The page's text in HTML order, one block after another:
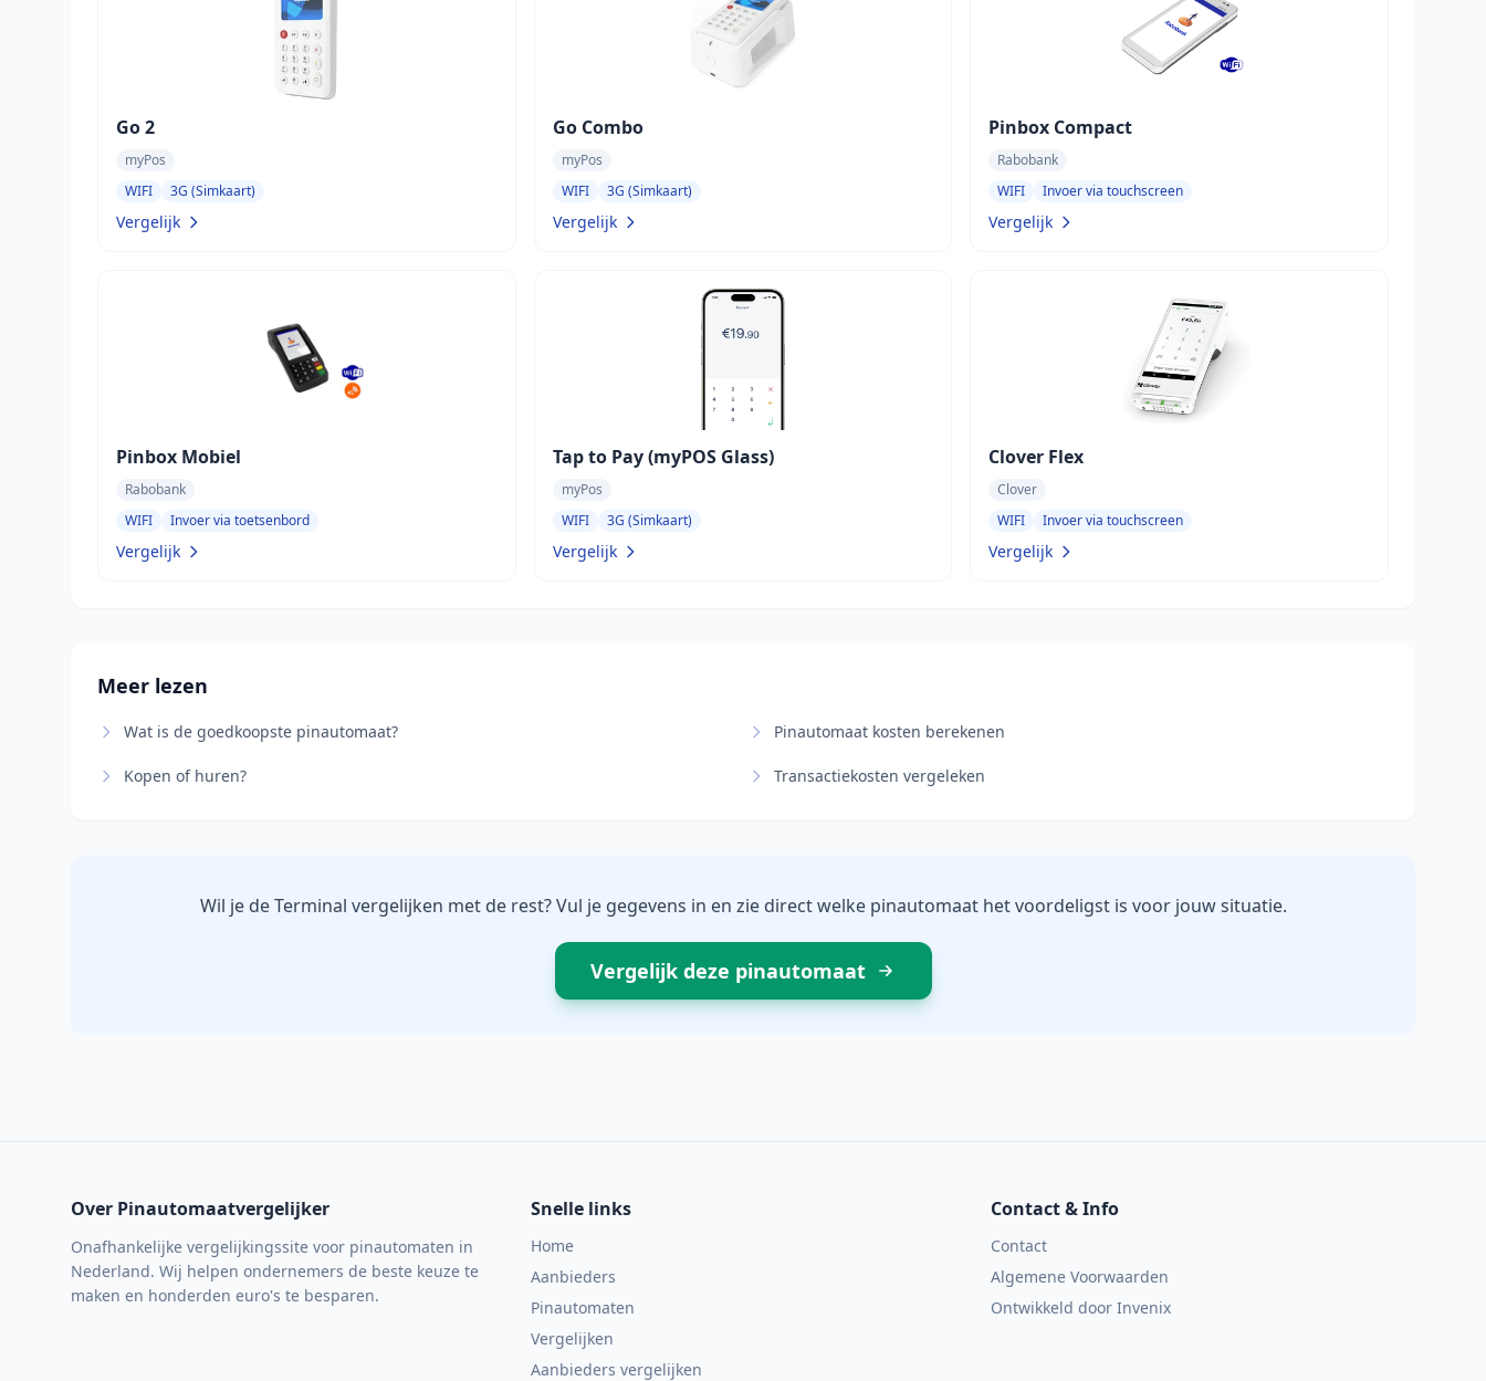
Go 2
myPos
WIFI
3G (Simkaart)
Vergelijk
Go Combo
myPos
WIFI
3G (Simkaart)
Vergelijk
Pinbox Compact
Rabobank
WIFI
Invoer via touchscreen
Vergelijk
Pinbox Mobiel
Rabobank
WIFI
Invoer via toetsenbord
Vergelijk
Tap to Pay (myPOS Glass)
myPos
WIFI
3G (Simkaart)
Vergelijk
Clover Flex
Clover
WIFI
Invoer via touchscreen
Vergelijk
Meer lezen
Wat is de goedkoopste pinautomaat? Pinautomaat kosten berekenen
Kopen of huren? Transactiekosten vergeleken
Wil je de Terminal vergelijken met de rest? Vul je gegevens in en zie direct welke pinautomaat het voordeligst is voor jouw situatie.
Vergelijk deze pinautomaat
Over Pinautomaatvergelijker
Onafhankelijke vergelijkingssite voor pinautomaten in
Nederland. Wij helpen ondernemers de beste keuze te
maken en honderden euro's te besparen.
Snelle links
Home
Aanbieders
Pinautomaten
Vergelijken
Aanbieders vergelijken
Contact & Info
Contact
Algemene Voorwaarden
Ontwikkeld door Invenix